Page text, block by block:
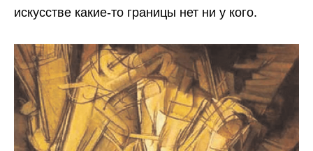
искусстве какие-то границы нет ни у кого.